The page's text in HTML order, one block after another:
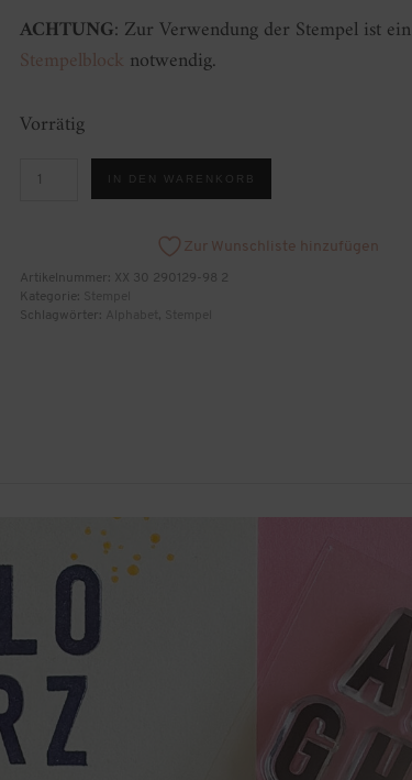
ACHTUNG: Zur Verwendung der Stempel ist ein
Stempelblock notwendig.
Vorrätig
IN DEN WARENKORB
Zur Wunschliste hinzufügen
Artikelnummer: XX 30 290129-98 2
Kategorie:
Schlagwörter:
,